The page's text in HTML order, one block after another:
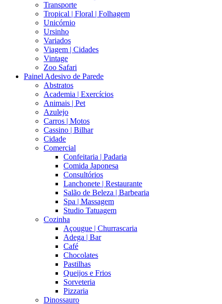
Transporte
Tropical | Floral | Folhagem
Unicórnio
Ursinho
Variados
Viagem | Cidades
Vintage
Zoo Safari
Painel Adesivo de Parede
Abstratos
Academia | Exercícios
Animais | Pet
Azulejo
Carros | Motos
Cassino | Bilhar
Cidade
Comercial
Confeitaria | Padaria
Comida Japonesa
Consultórios
Lanchonete | Restaurante
Salão de Beleza | Barbearia
Spa | Massagem
Studio Tatuagem
Cozinha
Açougue | Churrascaria
Adega | Bar
Café
Chocolates
Pastilhas
Queijos e Frios
Sorveteria
Pizzaria
Dinossauro